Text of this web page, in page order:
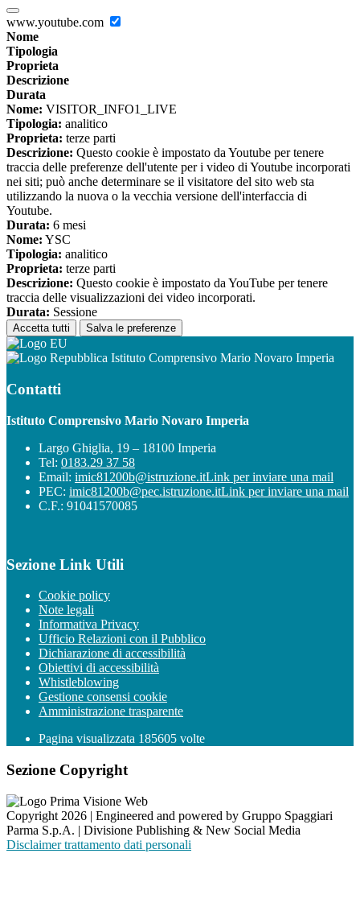
www.youtube.com
Nome
Tipologia
Proprieta
Descrizione
Durata
Nome: VISITOR_INFO1_LIVE
Tipologia: analitico
Proprieta: terze parti
Descrizione: Questo cookie è impostato da Youtube per tenere
traccia delle preferenze dell'utente per i video di Youtube incorporati
nei siti; può anche determinare se il visitatore del sito web sta
utilizzando la nuova o la vecchia versione dell'interfaccia di
Youtube.
Durata: 6 mesi
Nome: YSC
Tipologia: analitico
Proprieta: terze parti
Descrizione: Questo cookie è impostato da YouTube per tenere
traccia delle visualizzazioni dei video incorporati.
Durata: Sessione
Accetta tutti Salva le preferenze
Istituto Comprensivo Mario Novaro Imperia
Contatti
Istituto Comprensivo Mario Novaro Imperia
Largo Ghiglia, 19 – 18100 Imperia
Tel: 0183.29 37 58
Email: imic81200b@istruzione.itLink per inviare una mail
PEC: imic81200b@pec.istruzione.itLink per inviare una mail
C.F.: 91041570085
Sezione Link Utili
Cookie policy
Note legali
Informativa Privacy
Ufficio Relazioni con il Pubblico
Dichiarazione di accessibilità
Obiettivi di accessibilità
Whistleblowing
Gestione consensi cookie
Amministrazione trasparente
Pagina visualizzata 185605 volte
Sezione Copyright
Copyright 2026 | Engineered and powered by Gruppo Spaggiari
Parma S.p.A. | Divisione Publishing & New Social Media
Disclaimer trattamento dati personali